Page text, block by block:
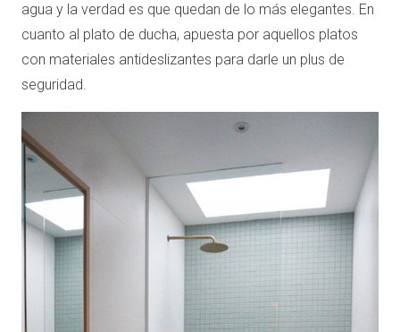
agua y la verdad es que quedan de lo más elegantes. En
cuanto al plato de ducha, apuesta por aquellos platos
con materiales antideslizantes para darle un plus de
seguridad.